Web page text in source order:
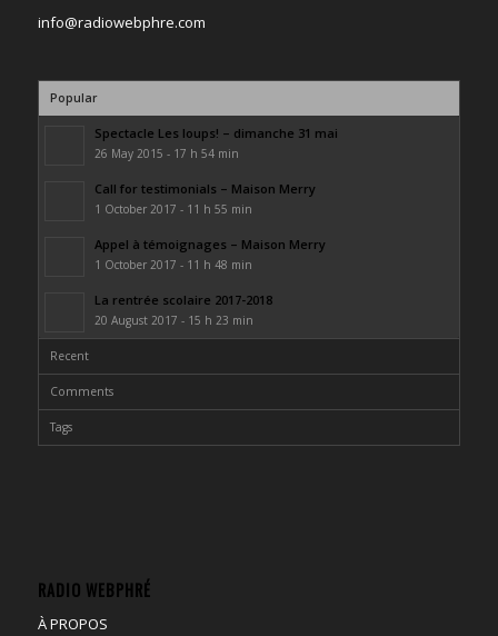
info@radiowebphre.com
Popular
Spectacle Les loups! – dimanche 31 mai
26 May 2015 - 17 h 54 min
Call for testimonials – Maison Merry
1 October 2017 - 11 h 55 min
Appel à témoignages – Maison Merry
1 October 2017 - 11 h 48 min
La rentrée scolaire 2017-2018
20 August 2017 - 15 h 23 min
Recent
Comments
Tags
RADIO WEBPHRÉ
À PROPOS